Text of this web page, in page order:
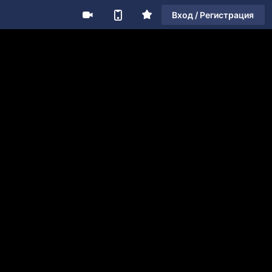
Вход / Регистрация